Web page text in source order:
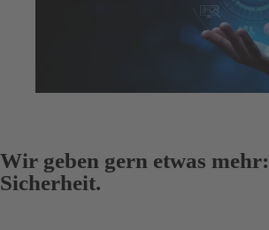
Wir geben gern etwas
Sicherheit.